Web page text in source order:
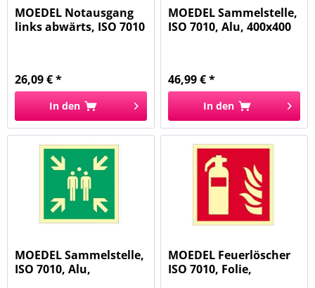
MOEDEL Notausgang
links abwärts, ISO 7010
26,09 € *
In den
MOEDEL Sammelstelle,
ISO 7010, Alu, 400x400
46,99 € *
In den
MOEDEL Sammelstelle,
ISO 7010, Alu,
MOEDEL Feuerlöscher
ISO 7010, Folie,